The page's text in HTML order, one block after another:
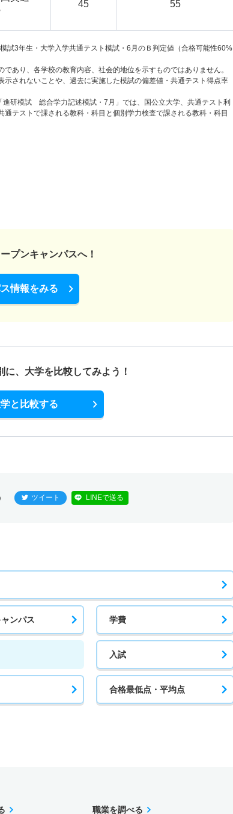
45 55
3年生・大学入学共通テスト模試・6月のＢ判定値（合格可能性60%
り、各学校の教育内容、社会的地位を示すものではありません。
されないことや、過去に実施した模試の偏差値・共通テスト得点率
模試 総合学力記述模試・7月」では、国公立大学、共通テスト利
テストで課される教科・科目と個別学力検査で課される教科・科目
プンキャンパスへ！
情報をみる
、 大学を比較してみよう！
と比較する
ツイート LINEで送る
ンパス 学費
入試
合格最低点・平均点
職業を調べる